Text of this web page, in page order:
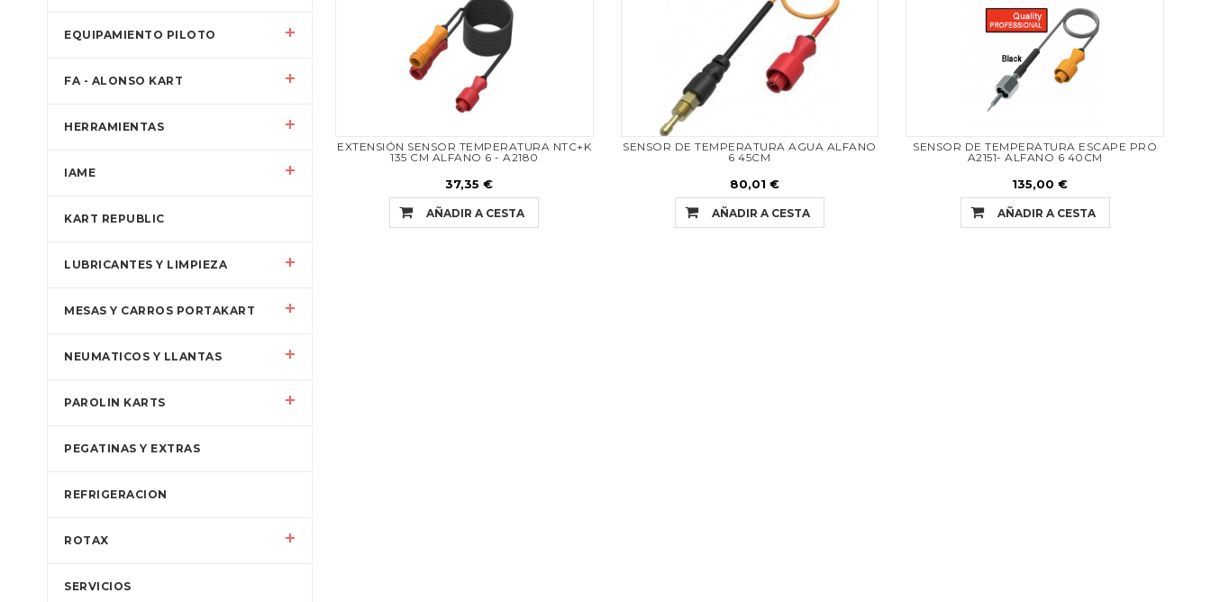
EXTENSIÓN SENSOR TEMPERATURA NTC+K
135 CM ALFANO 6 - A2180
37,35 €
AÑADIR A CESTA
SENSOR DE TEMPERATURA AGUA ALFANO
6 45CM
80,01 €
AÑADIR A CESTA
SENSOR DE TEMPERATURA ESCAPE PRO
A2151- ALFANO 6 40CM
135,00 €
AÑADIR A CESTA
EQUIPAMIENTO PILOTO
FA - ALONSO KART
HERRAMIENTAS
IAME
KART REPUBLIC
LUBRICANTES Y LIMPIEZA
MESAS Y CARROS PORTAKART
NEUMATICOS Y LLANTAS
PAROLIN KARTS
PEGATINAS Y EXTRAS
REFRIGERACION
ROTAX
SERVICIOS